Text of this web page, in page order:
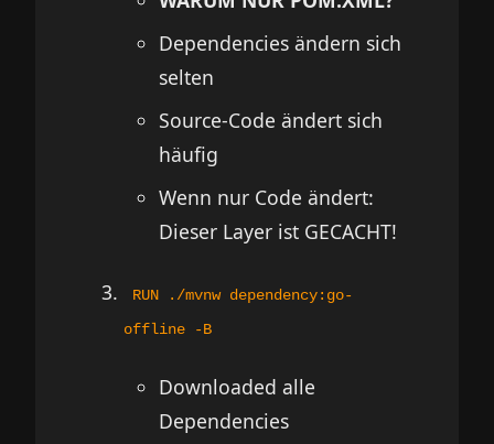
Dependencies ändern sich
selten
Source-Code ändert sich
häufig
Wenn nur Code ändert:
Dieser Layer ist GECACHT!
RUN ./mvnw dependency:go-
offline -B
Downloaded alle
Dependencies